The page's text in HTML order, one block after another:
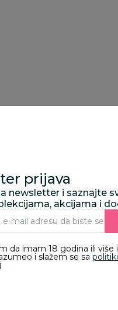
prijava
newsletter i saznajte
akcijama i
da imam 18 godina ili više
i slažem se sa